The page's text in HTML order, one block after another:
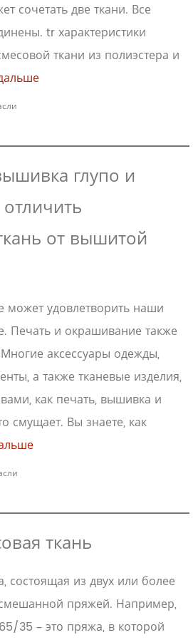
сочетать две ткани. Все
tr характеристики
ткани из полиэстера и
глупо и
от вышитой
может удовлетворить наши
Печать и окрашивание также
аксессуары одежды,
а также тканевые изделия,
как печать, вышивка и
смущает. Вы знаете, как
ткань
из двух или более
пряжей. Например,
35 – это пряжа, в которой